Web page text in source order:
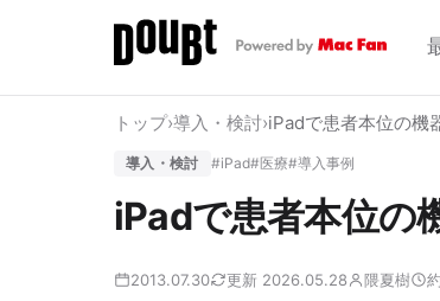
トップ›導入・検討›iPadで患者本位の機
導入・検討 #iPad#医療#導入事例
iPadで患者本位の
2013.07.30 更新 2026.05.28 隈夏樹